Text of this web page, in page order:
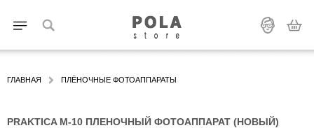
ГЛАВНАЯ ПЛЁНОЧНЫЕ ФОТОАППАРАТЫ
PRAKTICA M-10 ПЛЕНОЧНЫЙ ФОТОАППАРАТ (НОВЫЙ)